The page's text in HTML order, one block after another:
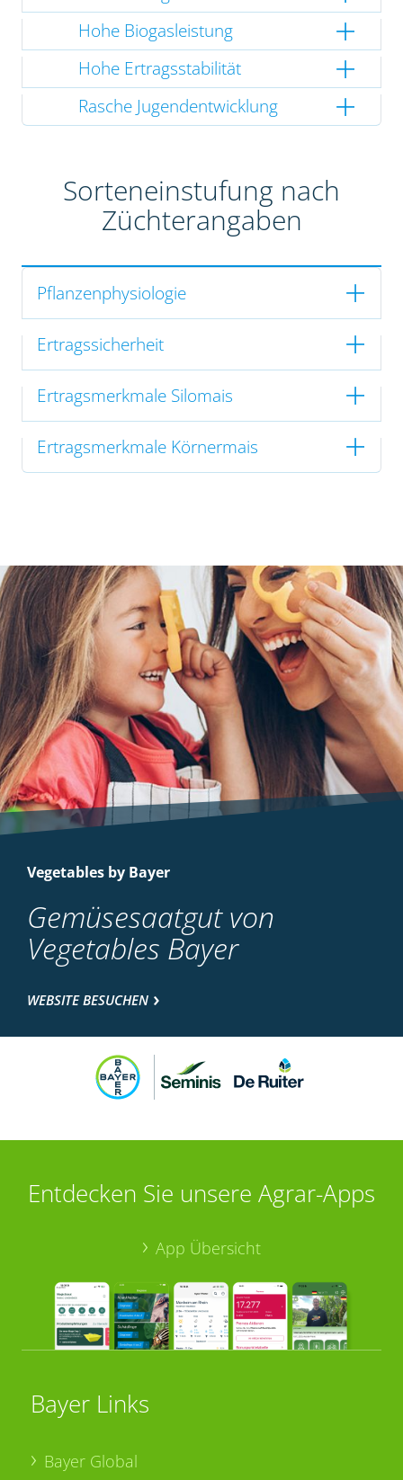
Hohe Biogasleistung
Hohe Ertragsstabilität
Rasche Jugendentwicklung
Sorteneinstufung nach
Züchterangaben
Pflanzenphysiologie
Ertragssicherheit
Ertragsmerkmale Silomais
Ertragsmerkmale Körnermais
Vegetables by Bayer
Gemüsesaatgut von
Vegetables Bayer
WEBSITE BESUCHEN
Entdecken Sie unsere Agrar-Apps
App Übersicht
Bayer Links
Bayer Global